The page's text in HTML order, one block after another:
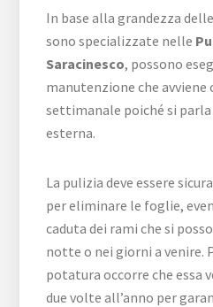
In base alla grandezza
sono specializzate nelle
Saracinesco, possono
manutenzione che avviene
settimanale poiché si
esterna.
La pulizia deve essere
per eliminare le foglie,
caduta dei rami che si
notte o nei giorni a venire.
potatura occorre che essa
due volte all’anno per